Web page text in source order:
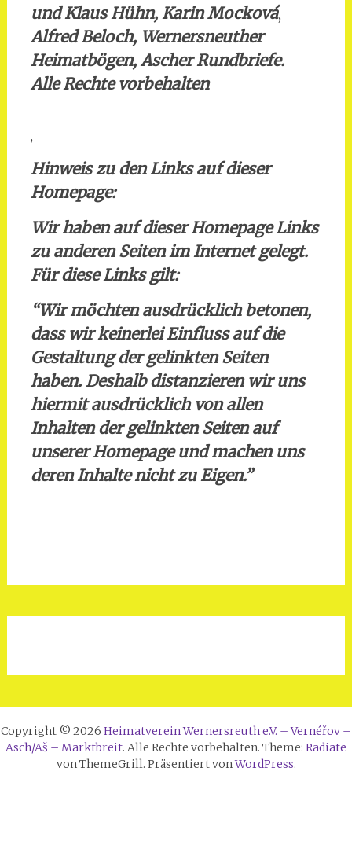
und Klaus Hühn, Karin Mocková,
Alfred Beloch, Wernersneuther
Heimatbögen, Ascher Rundbriefe.
Alle Rechte vorbehalten
,
Hinweis zu den Links auf dieser
Homepage:
Wir haben auf dieser Homepage Links
zu anderen Seiten im Internet gelegt.
Für diese Links gilt:
“Wir möchten ausdrücklich betonen,
dass wir keinerlei Einfluss auf die
Gestaltung der gelinkten Seiten
haben. Deshalb distanzieren wir uns
hiermit ausdrücklich von allen
Inhalten der gelinkten Seiten auf
unserer Homepage und machen uns
deren Inhalte nicht zu Eigen.”
Copyright © 2026 Heimatverein Wernersreuth e.V. – Vernéřov –
Asch/Aš – Marktbreit. Alle Rechte vorbehalten. Theme: Radiate
von ThemeGrill. Präsentiert vonWordPress.